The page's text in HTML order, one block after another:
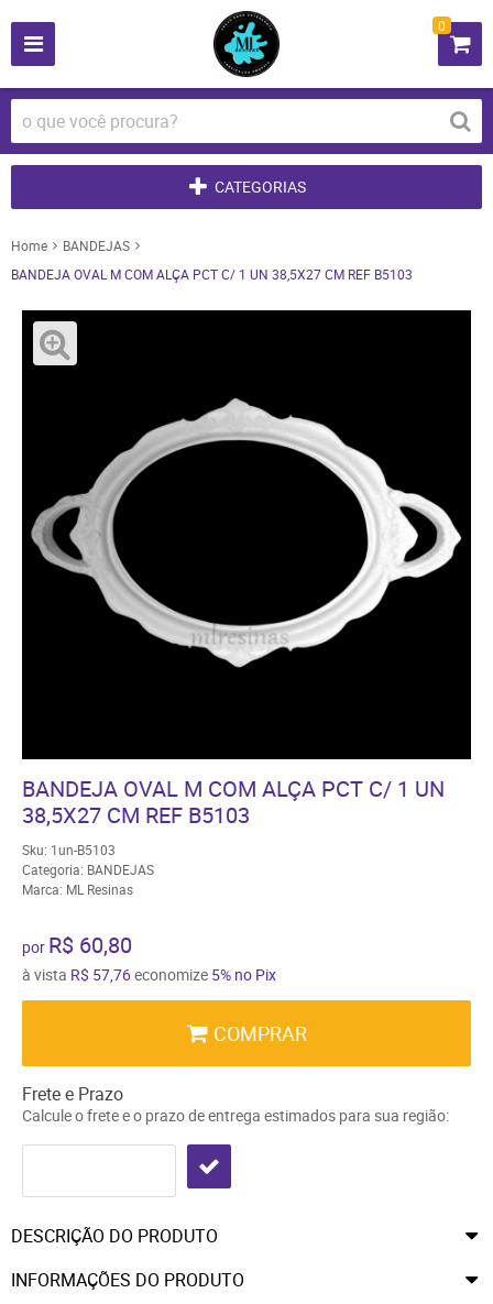
0
CATEGORIAS
Home
BANDEJAS
BANDEJA OVAL M COM ALÇA PCT C/ 1 UN 38,5X27 CM REF B5103
BANDEJA OVAL M COM ALÇA PCT C/ 1 UN
38,5X27 CM REF B5103
Sku: 1un-B5103
Categoria: BANDEJAS
Marca: ML Resinas
por R$ 60,80
à vista R$ 57,76economize 5% no Pix
COMPRAR
Frete e Prazo
Calcule o frete e o prazo de entrega estimados para sua região:
DESCRIÇÃO DO PRODUTO
INFORMAÇÕES DO PRODUTO